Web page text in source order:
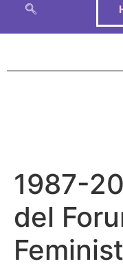
1987-
del